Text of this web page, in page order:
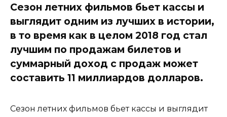
Сезон летних фильмов бьет кассы и
выглядит одним из лучших в истории,
в то время как в целом 2018 год стал
лучшим по продажам билетов и
суммарный доход с продаж может
составить 11 миллиардов долларов.
Сезон летних фильмов бьет кассы и выглядит